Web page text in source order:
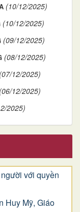
(10/12/2025)
(10/12/2025)
(09/12/2025)
(08/12/2025)
(07/12/2025)
(06/12/2025)
2025)
với quyền
Huy Mỹ, Giáo